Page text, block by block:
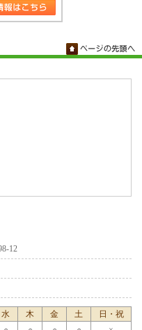
12
水 木 金 土
日・祝